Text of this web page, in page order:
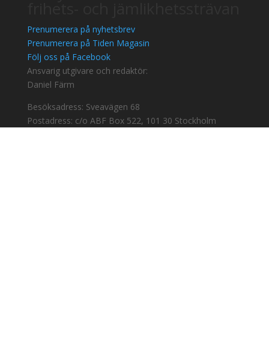
Prenumerera på nyhetsbrev
Prenumerera på Tiden Magasin
Följ oss på Facebook
Ansvarig utgivare och redaktör:
Daniel Färm
Besöksadress: Sveavägen 68
Postadress: c/o ABF Box 522, 101 30 Stockholm